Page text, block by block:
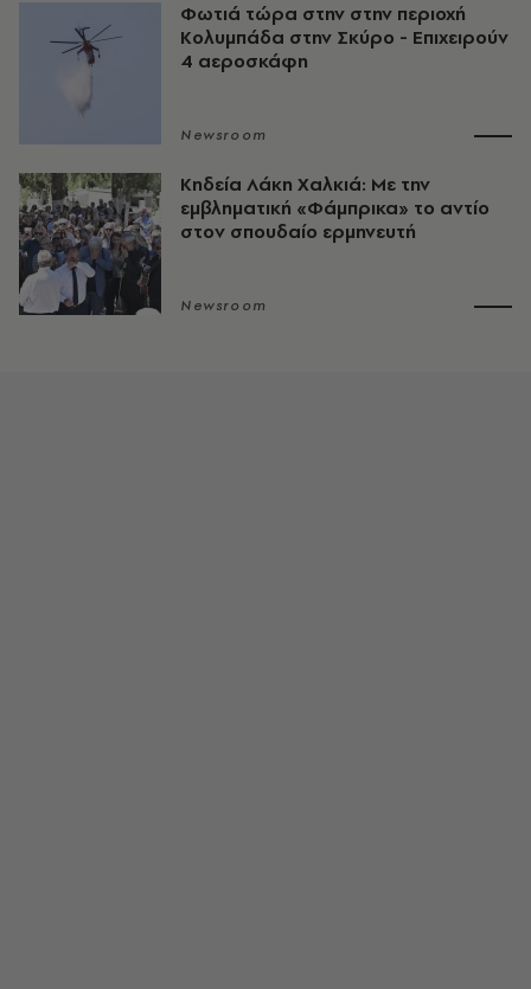
Φωτιά τώρα στην στην περιοχή
Κολυμπάδα στην Σκύρο - Επιχειρούν
4 αεροσκάφη
Newsroom
Κηδεία Λάκη Χαλκιά: Με την
εμβληματική «Φάμπρικα» το αντίο
στον σπουδαίο ερμηνευτή
Newsroom